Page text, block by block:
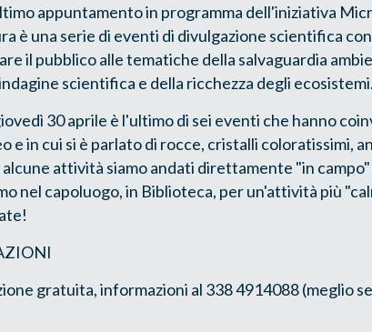
appuntamento in programma dell'iniziativa
è una serie di eventi di divulgazione scientifica
il pubblico alle tematiche della salvaguardia
scientifica e della ricchezza degli ecosistemi.
30 aprile è l'ultimo di sei eventi che hanno
e in cui si è parlato di rocce, cristalli coloratissimi,
attività siamo andati direttamente "in
nel capoluogo, in Biblioteca, per un'attività più
gratuita, informazioni al 338 4914088 (meglio